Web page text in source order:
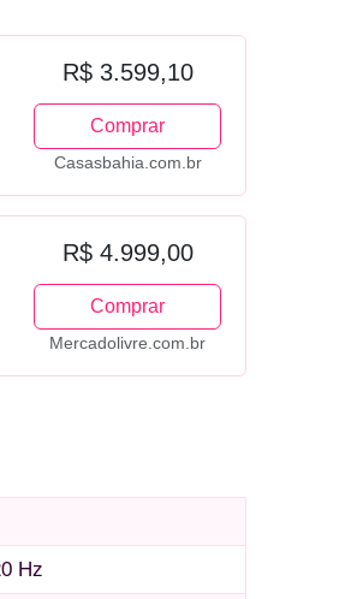
R$ 3.599,10
Comprar
Casasbahia.com.br
R$ 4.999,00
Comprar
Mercadolivre.com.br
Hz